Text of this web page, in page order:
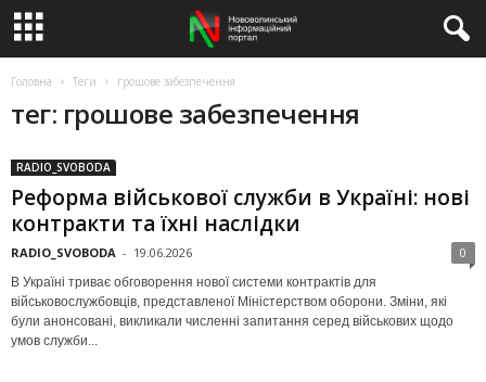
Головна Теги грошове забезпечення
тег: грошове забезпечення
RADIO_SVOBODA
Реформа військової служби в Україні: нові
контракти та їхні наслідки
RADIO_SVOBODA - 19.06.2026 0
В Україні триває обговорення нової системи контрактів для
військовослужбовців, представленої Міністерством оборони. Зміни, які
були анонсовані, викликали численні запитання серед військових щодо
умов служби...